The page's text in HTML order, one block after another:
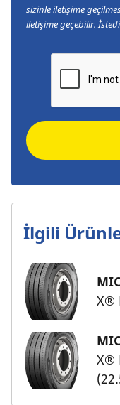
sizinle iletişime
iletişime geçebilir.
İlgili
X®
X®